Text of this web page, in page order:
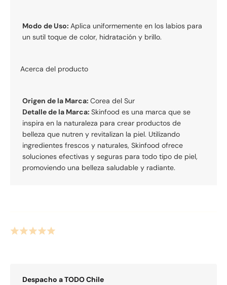
Modo de Uso: Aplica uniformemente en los labios para
un sutil toque de color, hidratación y brillo.
Acerca del producto
Origen de la Marca: Corea del Sur
Detalle de la Marca: Skinfood es una marca que se
inspira en la naturaleza para crear productos de
belleza que nutren y revitalizan la piel. Utilizando
ingredientes frescos y naturales, Skinfood ofrece
soluciones efectivas y seguras para todo tipo de piel,
promoviendo una belleza saludable y radiante.
Despacho aTODOChile